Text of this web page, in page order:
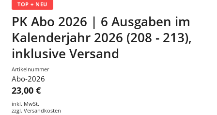
TOP + NEU
PK Abo 2026 | 6 Ausgaben im
Kalenderjahr 2026 (208 - 213),
inklusive Versand
Artikelnummer
Abo-2026
23,00 €
inkl. MwSt.
zzgl. Versandkosten